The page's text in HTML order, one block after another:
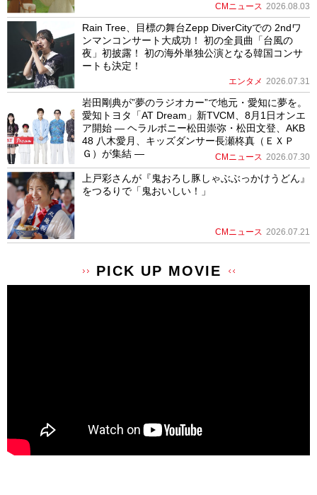
CMニュース 2026.08.03
Rain Tree、目標の舞台Zepp DiverCityでの 2ndワ
ンマンコンサート大成功！ 初の全員曲「台風の
夜」初披露！ 初の海外単独公演となる韓国コンサ
ートも決定！
エンタメ 2026.07.31
岩田剛典が”夢のラジオカー”で地元・愛知に夢を。
愛知トヨタ「AT Dream」新TVCM、8月1日オンエ
ア開始 ― ヘラルボニー松田崇弥・松田文登、AKB
48 八木愛月、キッズダンサー長瀬柊真（ＥＸＰ
Ｇ）が集結 ―
CMニュース 2026.07.30
上戸彩さんが『鬼おろし豚しゃぶぶっかけうどん』
をつるりで「鬼おいしい！」
CMニュース 2026.07.21
PICK UP MOVIE